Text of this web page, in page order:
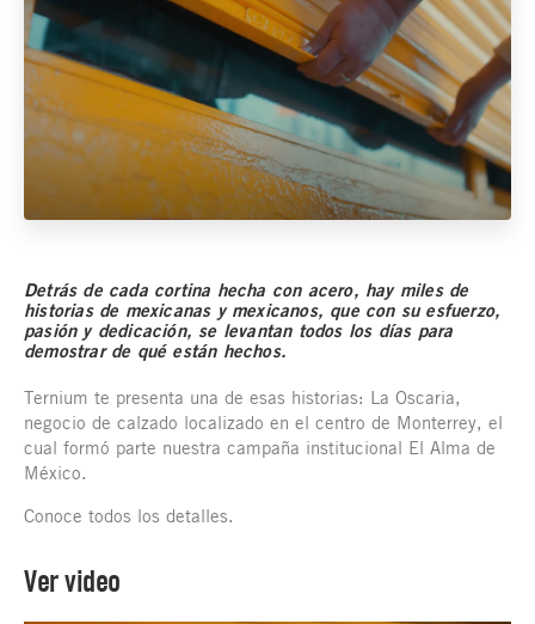
Detrás de cada cortina hecha con acero, hay miles de
historias de mexicanas y mexicanos, que con su esfuerzo,
pasión y dedicación, se levantan todos los días para
demostrar de qué están hechos.
Ternium te presenta una de esas historias: La Oscaria,
negocio de calzado localizado en el centro de Monterrey, el
cual formó parte nuestra campaña institucional El Alma de
México.
Conoce todos los detalles.
Ver video